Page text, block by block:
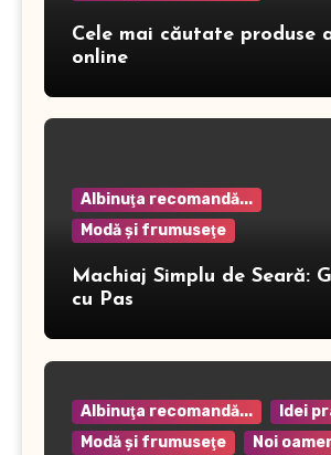
Cele mai căutate produse
online
Albinuţa recomandă...
Modă şi frumuseţe
Machiaj Simplu de Seară:
cu Pas
Albinuţa recomandă...
Idei
Modă şi frumuseţe
Noi